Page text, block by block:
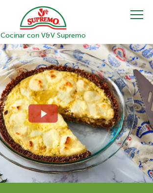
Cocinar con V&V Supremo